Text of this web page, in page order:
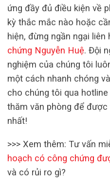
ứng đầy đủ điều kiện về
kỳ thắc mắc nào hoặc
hiện, đừng ngần ngại liên
chứng Nguyễn Huệ. Đội
nghiệm của chúng tôi
một cách nhanh chóng
cho chúng tôi qua hotline
thăm văn phòng để
nhất!
>>> Xem thêm: Tư vấn
hoạch có công chứng
và có rủi ro gì?